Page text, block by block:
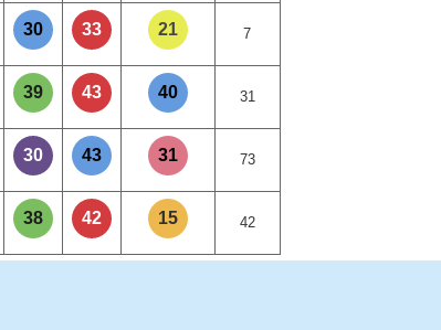
30 33 21 7
39 43 40 31
30 43 31 73
38 42 15 42